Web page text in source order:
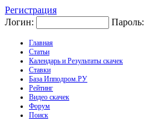
Регистрация
Логин:
Пароль:
Главная
Статьи
Календарь и Результаты скачек
Ставки
База Ипподром.РУ
Рейтинг
Видео скачек
Форум
Поиск